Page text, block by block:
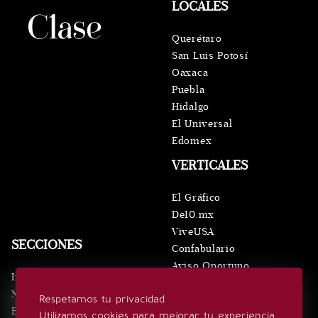
Respetamos tu privacidad
Utilizamos cookies para mejorar tu experiencia
SECCIONES
Inicio
Noticias
Eventos
VERTICALES
El Gráfico
De10.mx
ViveUSA
Confabulario
Aviso Oportuno
LOCALES
Querétaro
San Luis Potosí
Oaxaca
Puebla
Hidalgo
El Universal
Edomex